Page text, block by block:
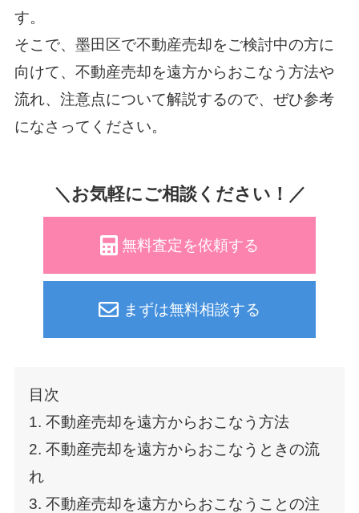
す。
そこで、墨田区で不動産売却をご検討中の方に
向けて、不動産売却を遠方からおこなう方法や
流れ、注意点について解説するので、ぜひ参考
になさってください。
＼お気軽にご相談ください！／
無料査定を依頼する
まずは無料相談する
目次
1. 不動産売却を遠方からおこなう方法
2. 不動産売却を遠方からおこなうときの流
れ
3. 不動産売却を遠方からおこなうことの注